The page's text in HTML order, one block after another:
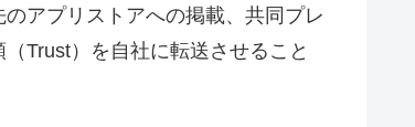
アプリストアへの掲載、共同プレ
Trust）を自社に転送させること